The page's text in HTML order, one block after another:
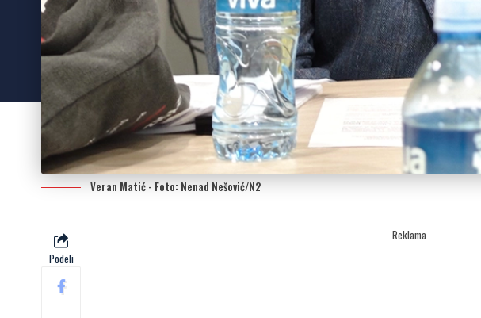
Veran Matić - Foto: Nenad Nešović/N2
Podeli
Reklama